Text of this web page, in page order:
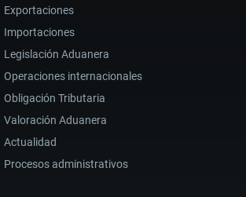
Exportaciones
Importaciones
Legislación Aduanera
Operaciones internacionales
Obligación Tributaria
Valoración Aduanera
Actualidad
Procesos administrativos